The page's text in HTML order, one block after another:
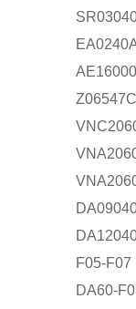
F05-F07
DA60-